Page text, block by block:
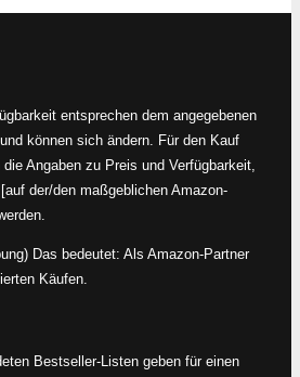
entsprechen dem angegebenen
können sich ändern. Für den Kauf
Angaben zu Preis und Verfügbarkeit,
der/den maßgeblichen Amazon-
Das bedeutet: Als Amazon-Partner
Käufen.
Bestseller-Listen geben für einen